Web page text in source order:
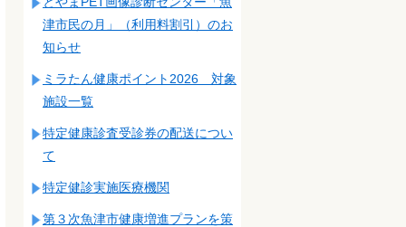
津市民の月」（利用料割引）のお
知らせ
ミラたん健康ポイント2026 対象
施設一覧
特定健康診査受診券の配送につい
て
特定健診実施医療機関
第３次魚津市健康増進プランを策